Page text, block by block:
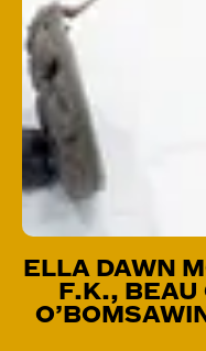
ELLA DAWN
F.K.,